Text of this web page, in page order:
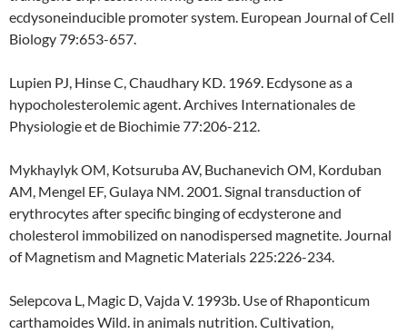
ecdysoneinducible promoter system. European Journal of Cell
Biology 79:653-657.
Lupien PJ, Hinse C, Chaudhary KD. 1969. Ecdysone as a
hypocholesterolemic agent. Archives Internationales de
Physiologie et de Biochimie 77:206-212.
Mykhaylyk OM, Kotsuruba AV, Buchanevich OM, Korduban
AM, Mengel EF, Gulaya NM. 2001. Signal transduction of
erythrocytes after specific binging of ecdysterone and
cholesterol immobilized on nanodispersed magnetite. Journal
of Magnetism and Magnetic Materials 225:226-234.
Selepcova L, Magic D, Vajda V. 1993b. Use of Rhaponticum
carthamoides Wild. in animals nutrition. Cultivation,